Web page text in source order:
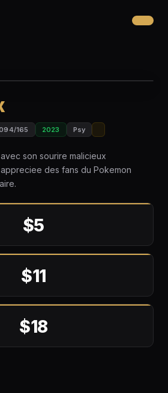
165 2023 Psy
son sourire malicieux
des fans du Pokemon
$5
$11
$18